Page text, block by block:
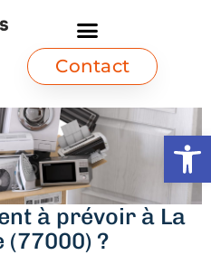
Ouvrir
Contact
à prévoir à La
(77000) ?